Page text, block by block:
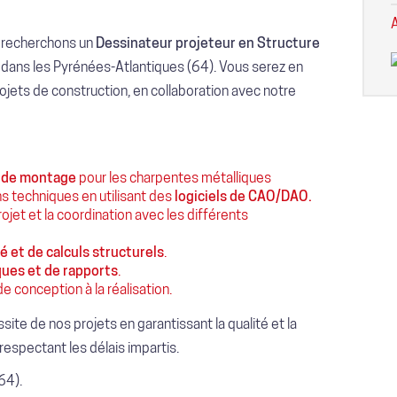
un Dessinateur projeteur en Structure
les Pyrénées-Atlantiques (64). Vous serez en
de construction, en collaboration avec notre
montage pour les charpentes métalliques
techniques en utilisant des logiciels de CAO/DAO.
et la coordination avec les différents
et de calculs structurels
et de rapports
conception à la réalisation.
de nos projets en garantissant la qualité et la
les délais impartis.